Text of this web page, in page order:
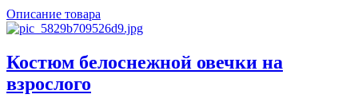
Описание товара
Костюм белоснежной овечки на
взрослого